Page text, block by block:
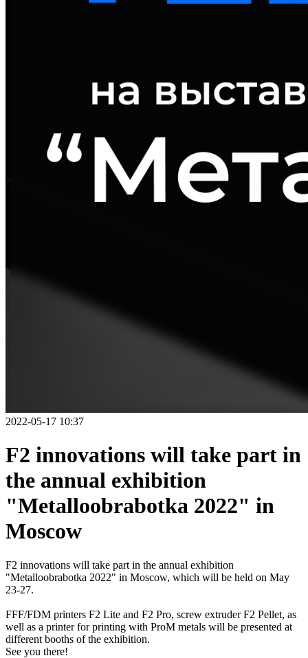
2022-05-17 10:37
F2 innovations will take part in
the annual exhibition
"Metalloobrabotka 2022" in
Moscow
F2 innovations will take part in the annual exhibition
"Metalloobrabotka 2022" in Moscow, which will be held on May
23-27.
FFF/FDM printers F2 Lite and F2 Pro, screw extruder F2 Pellet, as
well as a printer for printing with ProM metals will be presented at
different booths of the exhibition.
See you there!